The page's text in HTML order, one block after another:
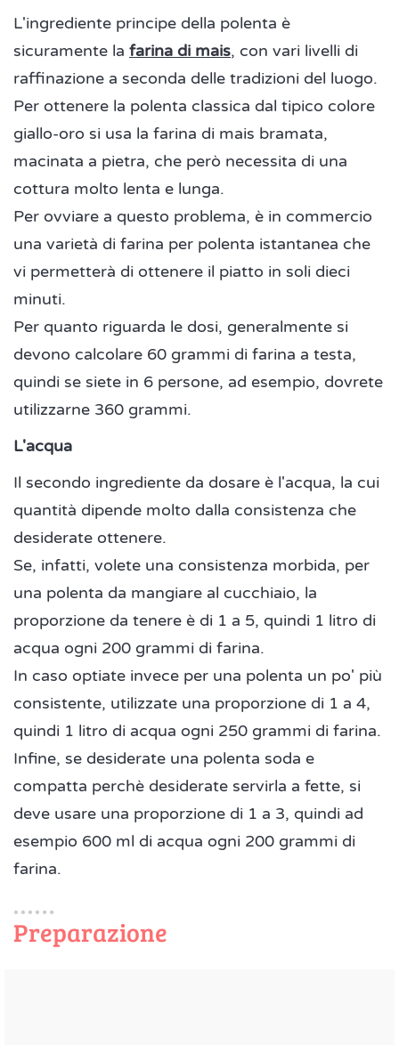
L'ingrediente principe della polenta è
sicuramente la farina di mais, con vari livelli di
raffinazione a seconda delle tradizioni del luogo.
Per ottenere la polenta classica dal tipico colore
giallo-oro si usa la farina di mais bramata,
macinata a pietra, che però necessita di una
cottura molto lenta e lunga.
Per ovviare a questo problema, è in commercio
una varietà di farina per polenta istantanea che
vi permetterà di ottenere il piatto in soli dieci
minuti.
Per quanto riguarda le dosi, generalmente si
devono calcolare 60 grammi di farina a testa,
quindi se siete in 6 persone, ad esempio, dovrete
utilizzarne 360 grammi.
L'acqua
Il secondo ingrediente da dosare è l'acqua, la cui
quantità dipende molto dalla consistenza che
desiderate ottenere.
Se, infatti, volete una consistenza morbida, per
una polenta da mangiare al cucchiaio, la
proporzione da tenere è di 1 a 5, quindi 1 litro di
acqua ogni 200 grammi di farina.
In caso optiate invece per una polenta un po' più
consistente, utilizzate una proporzione di 1 a 4,
quindi 1 litro di acqua ogni 250 grammi di farina.
Infine, se desiderate una polenta soda e
compatta perchè desiderate servirla a fette, si
deve usare una proporzione di 1 a 3, quindi ad
esempio 600 ml di acqua ogni 200 grammi di
farina.
Preparazione